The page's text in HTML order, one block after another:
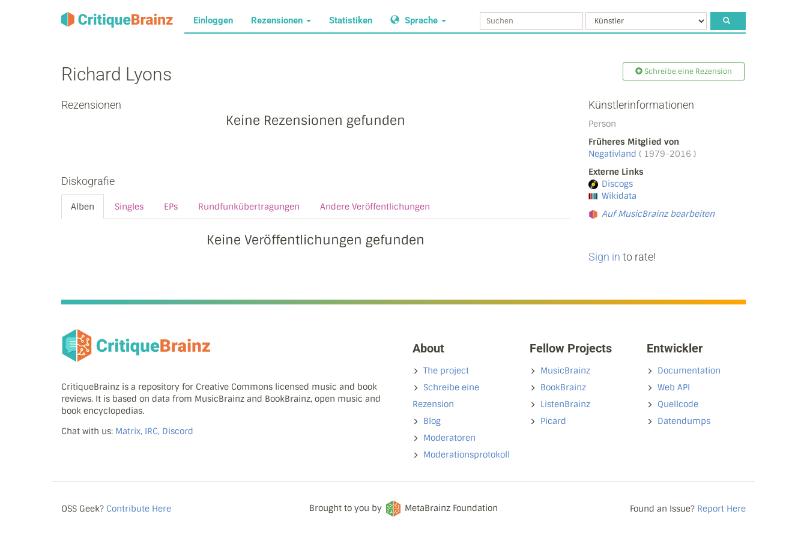
Einloggen Rezensionen Statistiken Sprache
Richard Lyons Schreibe eine Rezension
Rezensionen
Keine Rezensionen gefunden
Diskografie
Alben Singles EPs Rundfunkübertragungen Andere Veröffentlichungen
Keine Veröffentlichungen gefunden
Künstlerinformationen
Person
Früheres Mitglied von
Negativland ( 1979-2016 )
Externe Links
Discogs
Wikidata
Auf MusicBrainz bearbeiten
Sign in to rate!
CritiqueBrainz is a repository for Creative Commons licensed music and book
reviews. It is based on data from MusicBrainz and BookBrainz, open music and
book encyclopedias.
Chat with us: Matrix, IRC, Discord
About
The project
Schreibe eine
Rezension
Blog
Moderatoren
Moderationsprotokoll
Fellow Projects
MusicBrainz
BookBrainz
ListenBrainz
Picard
Entwickler
Documentation
Web API
Quellcode
Datendumps
OSS Geek? Contribute Here Brought to you by MetaBrainz Foundation Found an Issue? Report Here